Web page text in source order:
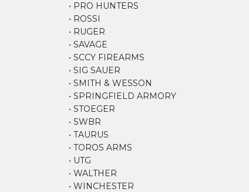
• PRO HUNTERS
• ROSSI
• RUGER
• SAVAGE
• SCCY FIREARMS
• SIG SAUER
• SMITH & WESSON
• SPRINGFIELD ARMORY
• STOEGER
• SWBR
• TAURUS
• TOROS ARMS
• UTG
• WALTHER
• WINCHESTER